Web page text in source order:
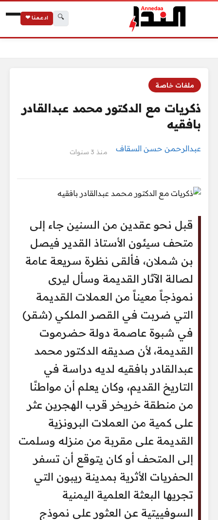
🔍 ادعمنا ❤
ملفات خاصة
ذكريات مع الدكتور محمد عبدالقادر
بافقيه
عبدالرحمن حسن السقاف منذ 3 سنوات
قبل نحو عقدين من السنين جاء إلى
متحف سيئون الأستاذ القدير فيصل
بن شملان، فألقى نظرة سريعة عامة
لصالة الآثار القديمة وسأل ليرى
نموذجاً معيناً من العملات القديمة
التي ضربت في القصر الملكي (شقر)
في شبوة عاصمة دولة حضرموت
القديمة، لأن صديقه الدكتور محمد
عبدالقادر بافقيه لديه دراسة في
التاريخ القديم، وكان يعلم أن مواطنًا
من منطقة خريخر قرب الهجرين عثر
على كمية من العملات البرونزية
القديمة على مقربة من منزله وسلمت
إلى المتحف أو كان يتوقع أن تسفر
الحفريات الأثرية بمدينة ريبون التي
تجريها البعثة العلمية اليمنية
السوفييتية عن العثور على نموذج